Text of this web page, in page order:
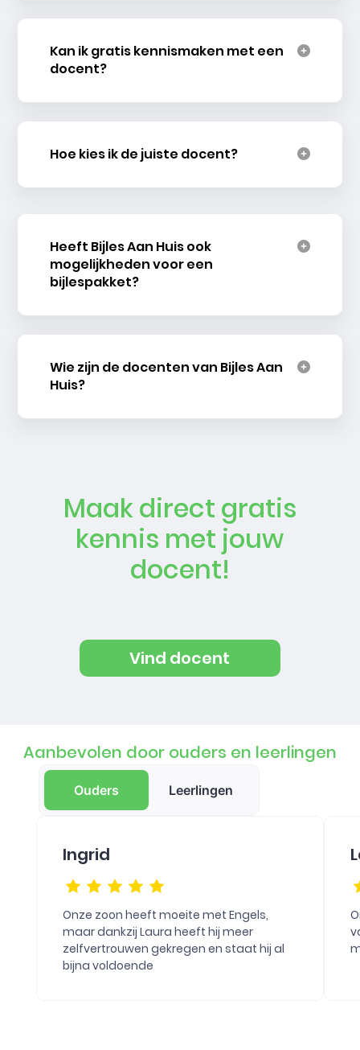
Kan ik gratis kennismaken met een
docent?
Hoe kies ik de juiste docent?
Heeft Bijles Aan Huis ook
mogelijkheden voor een
bijlespakket?
Wie zijn de docenten van Bijles Aan
Huis?
Maak direct gratis
kennis met jouw
docent!
Vind docent
Aanbevolen door ouders en leerlingen
Ouders Leerlingen
Ingrid
Onze zoon heeft moeite met Engels,
maar dankzij Laura heeft hij meer
zelfvertrouwen gekregen en staat hij al
bijna voldoende